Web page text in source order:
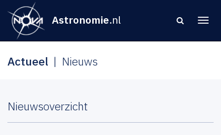
Astronomie.nl
Actueel Nieuws
Nieuwsoverzicht